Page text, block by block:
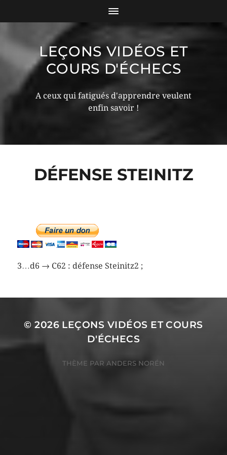
LEÇONS VIDÉOS ET
COURS D'ÉCHECS
A ceux qui fatigués d'apprendre veulent
enfin savoir !
DÉFENSE STEINITZ
3…d6 → C62 : défense Steinitz2 ;
© 2026 LEÇONS VIDÉOS ET COURS
D'ÉCHECS
THÈME PAR ANDERS NORÉN